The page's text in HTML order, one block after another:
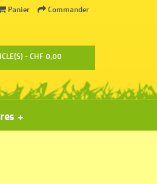
Panier Commander
- CHF 0,00